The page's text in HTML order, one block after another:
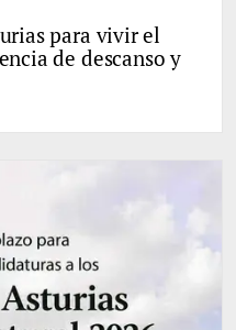
para vivir el
de descanso y